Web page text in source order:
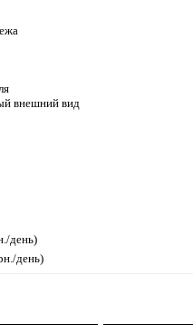
внешний вид
день)
день)